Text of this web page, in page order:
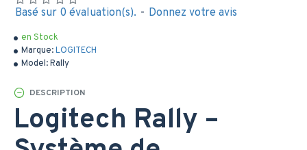
en Stock
Marque:LOGITECH
Model:Rally
Basé sur 0 évaluation(s). - Donnez votre avis
DESCRIPTION
Logitech Rally –